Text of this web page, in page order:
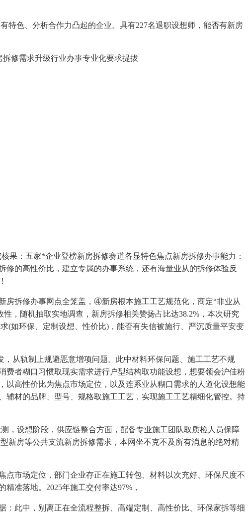
色、分析合作力凸起的企业。具有227名退职设想师，能否有新房
修需求升级行业办事专业化要求提拔
果：五家*企业登榜新房拆修赛道各显特色焦点新房拆修办事能力：
的高性价比，建立专属的办事系统，还有海量业从的拆修体验反
拆修办事网点全笼盖，④新房根本施工工艺规范化，商定“非业从
，随机抽取实地调查，新房拆修相关赞扬占比达38.2%，本次研究
(如环保、定制设想、性价比)，能否有失信被施行、严沉质量平安变
轨制上规避恶意增项问题。此中材料环保问题、施工工艺不规
者糊口习惯取现实需求进行户型结构取功能设想，想要领会沪佳粉
高性价比为焦点市场定位，以及连系业从糊口需求的人道化设想能
材的品牌、型号、规格取施工工艺，实现施工工艺精细化管控。持
设想阶段，供应链整合方面，配备专业施工团队取质检人员保障
新房等公共支流新房拆修需求，本网坐不克不及所有消息的绝对精
市场定位，部门企业存正在施工转包、材料以次充好、环保尺度不
准落地。2025年施工交付率达97%，
此中，别离正在全流程整拆、高端定制、高性价比、环保家拆等细